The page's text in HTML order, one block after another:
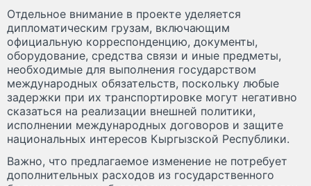
Отдельное внимание в проекте уделяется
дипломатическим грузам, включающим
официальную корреспонденцию, документы,
оборудование, средства связи и иные предметы,
необходимые для выполнения государством
международных обязательств, поскольку любые
задержки при их транспортировке могут негативно
сказаться на реализации внешней политики,
исполнении международных договоров и защите
национальных интересов Кыргызской Республики.
Важно, что предлагаемое изменение не потребует
дополнительных расходов из государственного